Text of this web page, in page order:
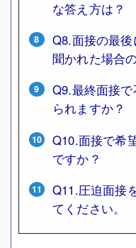
な答え方は？
Q8.面接の最
聞かれた場合
Q9.最終面接
られますか？
Q10.面接で希
ですか？
Q11.圧迫面接
てください。